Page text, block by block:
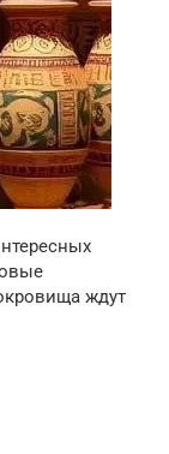
ждут